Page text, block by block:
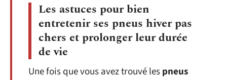
Les astuces pour bien
entretenir ses pneus hiver pas
chers et prolonger leur durée
de vie
Une fois que vous avez trouvé lespneus